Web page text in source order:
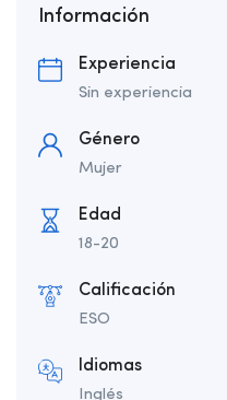
Información
Experiencia
Sin experiencia
Género
Mujer
Edad
18-20
Calificación
ESO
Idiomas
Inglés